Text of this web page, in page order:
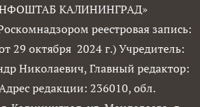
КАЛИНИНГРАД»
реестровая запись:
29 октября 2024 г.) Учредитель:
Николаевич, Главный редактор:
редакции: 236010, обл.